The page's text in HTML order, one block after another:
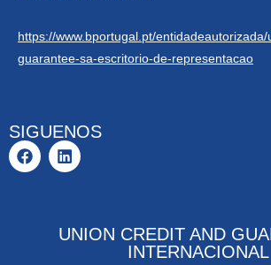
https://www.bportugal.pt/
guarantee-sa-escritorio-de-representacao
SIGUENOS
UNION CREDIT AND
INTERNACIONAL